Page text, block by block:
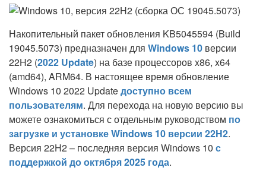
Накопительный пакет обновления KB5045594 (Build
19045.5073) предназначен для Windows 10 версии
22H2 (2022 Update) на базе процессоров x86, x64
(amd64), ARM64. В настоящее время обновление
Windows 10 2022 Updateдоступно всем
пользователям. Для перехода на новую версию вы
можете ознакомиться с отдельным руководством по
загрузке и установке Windows 10 версии 22H2.
Версия 22H2 – последняя версия Windows 10 с
поддержкой до октября 2025 года.